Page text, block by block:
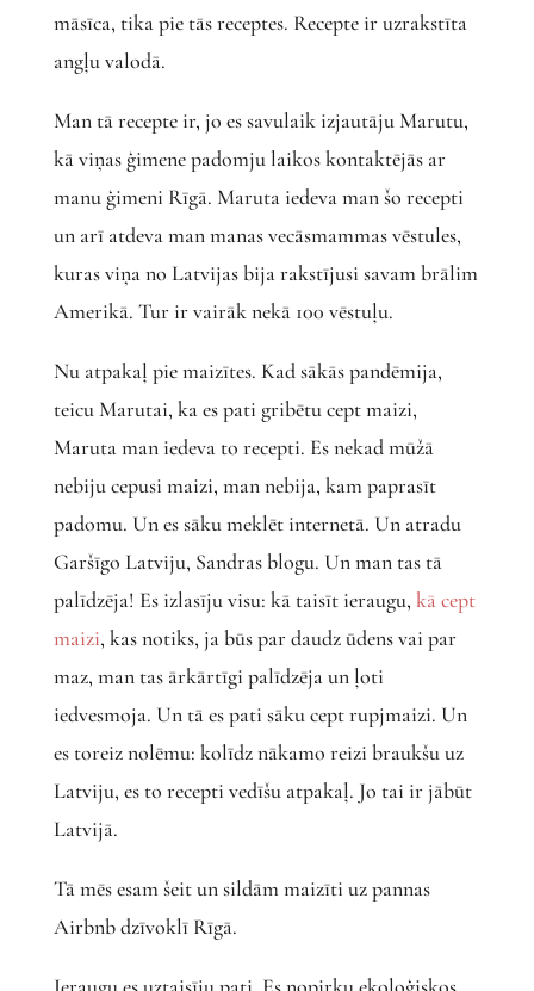
māsīca, tika pie tās receptes. Recepte ir uzrakstīta
angļu valodā.
Man tā recepte ir, jo es savulaik izjautāju Marutu,
kā viņas ģimene padomju laikos kontaktējās ar
manu ģimeni Rīgā. Maruta iedeva man šo recepti
un arī atdeva man manas vecāsmammas vēstules,
kuras viņa no Latvijas bija rakstījusi savam brālim
Amerikā. Tur ir vairāk nekā 100 vēstuļu.
Nu atpakaļ pie maizītes. Kad sākās pandēmija,
teicu Marutai, ka es pati gribētu cept maizi,
Maruta man iedeva to recepti. Es nekad mūžā
nebiju cepusi maizi, man nebija, kam paprasīt
padomu. Un es sāku meklēt internetā. Un atradu
Garšīgo Latviju, Sandras blogu. Un man tas tā
palīdzēja! Es izlasīju visu: kā taisīt ieraugu, kā cept
maizi, kas notiks, ja būs par daudz ūdens vai par
maz, man tas ārkārtīgi palīdzēja un ļoti
iedvesmoja. Un tā es pati sāku cept rupjmaizi. Un
es toreiz nolēmu: kolīdz nākamo reizi braukšu uz
Latviju, es to recepti vedīšu atpakaļ. Jo tai ir jābūt
Latvijā.
Tā mēs esam šeit un sildām maizīti uz pannas
Airbnb dzīvoklī Rīgā.